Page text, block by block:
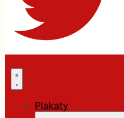
Plakaty